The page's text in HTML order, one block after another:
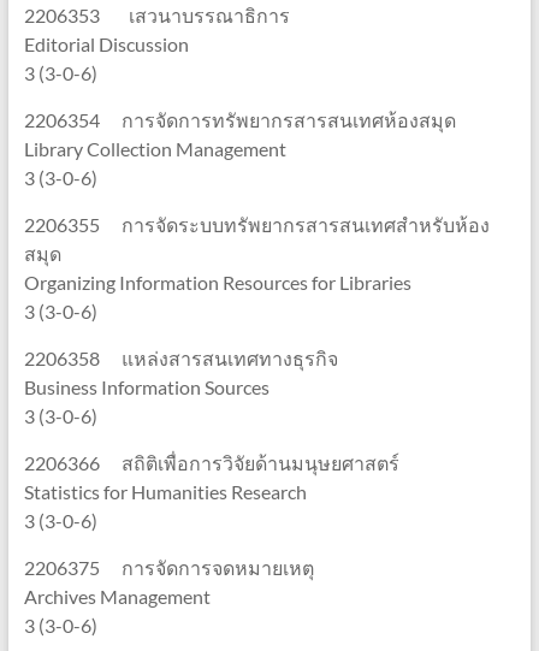
2206353 เสวนาบรรณาธิการ
Editorial Discussion
3 (3-0-6)
2206354 การจัดการทรัพยากรสารสนเทศห้องสมุด
Library Collection Management
3 (3-0-6)
2206355 การจัดระบบทรัพยากรสารสนเทศสำหรับห้อง
สมุด
Organizing Information Resources for Libraries
3 (3-0-6)
2206358 แหล่งสารสนเทศทางธุรกิจ
Business Information Sources
3 (3-0-6)
2206366 สถิติเพื่อการวิจัยด้านมนุษยศาสตร์
Statistics for Humanities Research
3 (3-0-6)
2206375 การจัดการจดหมายเหตุ
Archives Management
3 (3-0-6)